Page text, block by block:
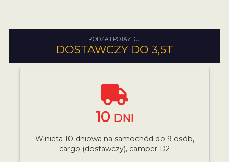
RODZAJ POJAZDU:
DOSTAWCZY DO 3,5T
10 DNI
Winieta 10-dniowa na samochód do 9 osób,
cargo (dostawczy), camper D2